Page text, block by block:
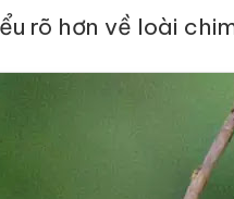
rõ hơn về loài